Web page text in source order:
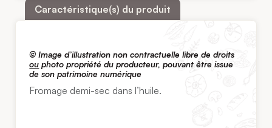
Caractéristique(s) du produit
© Image d’illustration non contractuelle libre de droits
ou photo propriété du producteur, pouvant être issue
de son patrimoine numérique
Fromage demi-sec dans l’huile.